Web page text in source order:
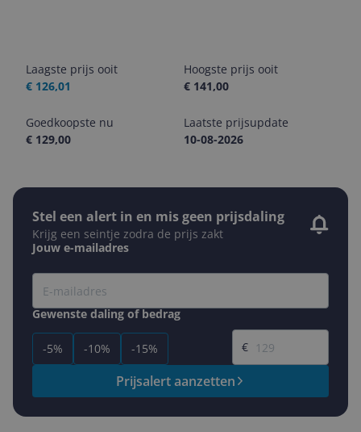
Laagste prijs ooit
€ 126,01
Hoogste prijs ooit
€ 141,00
Goedkoopste nu
€ 129,00
Laatste prijsupdate
10-08-2026
Stel een alert in en mis geen prijsdaling
Krijg een seintje zodra de prijs zakt
Jouw e-mailadres
Gewenste daling of bedrag
-5% -10% -15%
Gewenste prijs
€
Prijsalert aanzetten